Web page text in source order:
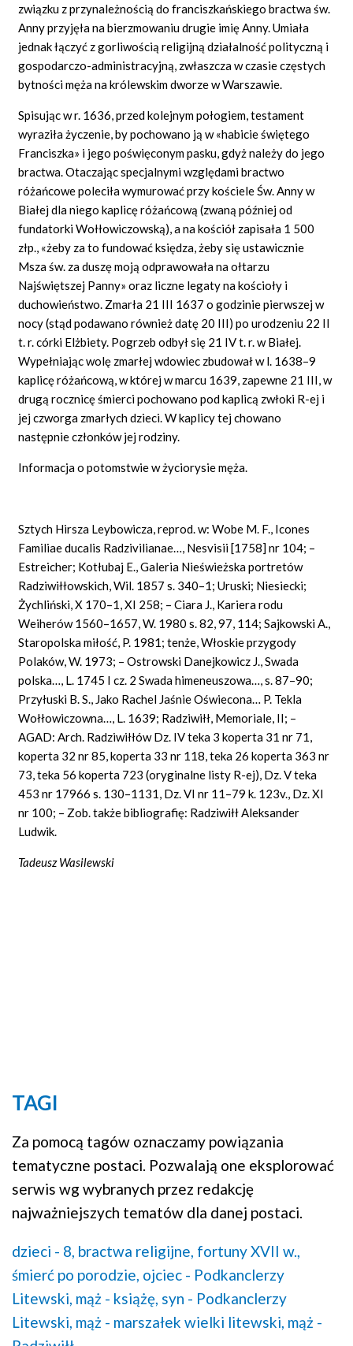
związku z przynależnością do franciszkańskiego bractwa św.
Anny przyjęła na bierzmowaniu drugie imię Anny. Umiała
jednak łączyć z gorliwością religijną działalność polityczną i
gospodarczo-administracyjną, zwłaszcza w czasie częstych
bytności męża na królewskim dworze w Warszawie.
Spisując w r. 1636, przed kolejnym połogiem, testament
wyraziła życzenie, by pochowano ją w «habicie świętego
Franciszka» i jego poświęconym pasku, gdyż należy do jego
bractwa. Otaczając specjalnymi względami bractwo
różańcowe poleciła wymurować przy kościele Św. Anny w
Białej dla niego kaplicę różańcową (zwaną później od
fundatorki Wołłowiczowską), a na kościół zapisała 1 500
złp., «żeby za to fundować księdza, żeby się ustawicznie
Msza św. za duszę moją odprawowała na ołtarzu
Najświętszej Panny» oraz liczne legaty na kościoły i
duchowieństwo. Zmarła 21 III 1637 o godzinie pierwszej w
nocy (stąd podawano również datę 20 III) po urodzeniu 22 II
t. r. córki Elżbiety. Pogrzeb odbył się 21 IV t. r. w Białej.
Wypełniając wolę zmarłej wdowiec zbudował w l. 1638–9
kaplicę różańcową, w której w marcu 1639, zapewne 21 III, w
drugą rocznicę śmierci pochowano pod kaplicą zwłoki R-ej i
jej czworga zmarłych dzieci. W kaplicy tej chowano
następnie członków jej rodziny.
Informacja o potomstwie w życiorysie męża.
Sztych Hirsza Leybowicza, reprod. w: Wobe M. F., Icones
Familiae ducalis Radzivilianae…, Nesvisii [1758] nr 104; –
Estreicher; Kotłubaj E., Galeria Nieświeżska portretów
Radziwiłłowskich, Wil. 1857 s. 340–1; Uruski; Niesiecki;
Żychliński, X 170–1, XI 258; – Ciara J., Kariera rodu
Weiherów 1560–1657, W. 1980 s. 82, 97, 114; Sajkowski A.,
Staropolska miłość, P. 1981; tenże, Włoskie przygody
Polaków, W. 1973; – Ostrowski Danejkowicz J., Swada
polska…, L. 1745 I cz. 2 Swada himeneuszowa…, s. 87–90;
Przyłuski B. S., Jako Rachel Jaśnie Oświecona… P. Tekla
Wołłowiczowna…, L. 1639; Radziwiłł, Memoriale, II; –
AGAD: Arch. Radziwiłłów Dz. IV teka 3 koperta 31 nr 71,
koperta 32 nr 85, koperta 33 nr 118, teka 26 koperta 363 nr
73, teka 56 koperta 723 (oryginalne listy R-ej), Dz. V teka
453 nr 17966 s. 130–1131, Dz. VI nr 11–79 k. 123v., Dz. XI
nr 100; – Zob. także bibliografię: Radziwiłł Aleksander
Ludwik.
Tadeusz Wasilewski
TAGI
Za pomocą tagów oznaczamy powiązania
tematyczne postaci. Pozwalają one eksplorować
serwis wg wybranych przez redakcję
najważniejszych tematów dla danej postaci.
dzieci - 8, bractwa religijne, fortuny XVII w.,
śmierć po porodzie, ojciec - Podkanclerzy
Litewski, mąż - książę, syn - Podkanclerzy
Litewski, mąż - marszałek wielki litewski, mąż -